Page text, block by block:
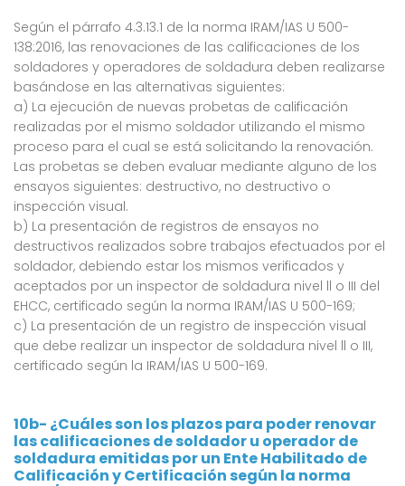
Según el párrafo 4.3.13.1 de la norma IRAM/IAS U 500-
138:2016, las renovaciones de las calificaciones de los
soldadores y operadores de soldadura deben realizarse
basándose en las alternativas siguientes:
a) La ejecución de nuevas probetas de calificación
realizadas por el mismo soldador utilizando el mismo
proceso para el cual se está solicitando la renovación.
Las probetas se deben evaluar mediante alguno de los
ensayos siguientes: destructivo, no destructivo o
inspección visual.
b) La presentación de registros de ensayos no
destructivos realizados sobre trabajos efectuados por el
soldador, debiendo estar los mismos verificados y
aceptados por un inspector de soldadura nivel ll o III del
EHCC, certificado según la norma IRAM/IAS U 500-169;
c) La presentación de un registro de inspección visual
que debe realizar un inspector de soldadura nivel ll o III,
certificado según la IRAM/IAS U 500-169.
10b- ¿Cuáles son los plazos para poder renovar
las calificaciones de soldador u operador de
soldadura emitidas por un Ente Habilitado de
Calificación y Certificación según la norma